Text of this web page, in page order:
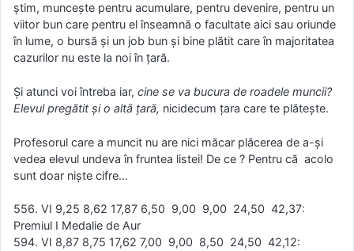
știm, muncește pentru acumulare, pentru devenire, pentru un
viitor bun care pentru el înseamnă o facultate aici sau oriunde
în lume, o bursă și un job bun și bine plătit care în majoritatea
cazurilor nu este la noi în țară.
Și atunci voi întreba iar, cine se va bucura de roadele muncii?
Elevul pregătit și o altă țară, nicidecum țara care te plătește.
Profesorul care a muncit nu are nici măcar plăcerea de a-și
vedea elevul undeva în fruntea listei! De ce ? Pentru că acolo
sunt doar niște cifre…
556. VI 9,25 8,62 17,87 6,50 9,00 9,00 24,50 42,37:
Premiul I Medalie de Aur
594. VI 8,87 8,75 17,62 7,00 9,00 8,50 24,50 42,12: